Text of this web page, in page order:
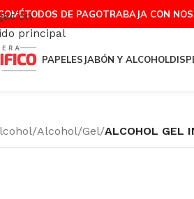
principal
MÉTODOS DE PAGOTRABAJA CON
PAPELES JABÓN Y ALCOHOL
/Alcohol/Gel/ALCOHOL GEL